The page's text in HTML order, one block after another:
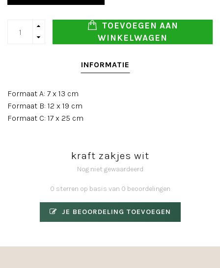
TOEVOEGEN AAN
WINKELWAGEN
INFORMATIE
Formaat A: 7 x 13 cm
Formaat B: 12 x 19 cm
Formaat C: 17 x 25 cm
kraft zakjes wit
Nog niet gewaardeerd
0 sterren op basis van 0 beoordelingen
JE BEOORDELING TOEVOEGEN